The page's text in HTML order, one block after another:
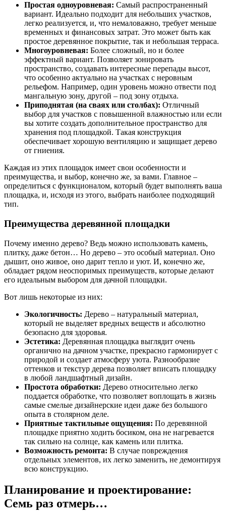
Простая одноуровневая: Самый распространенный
вариант. Идеально подходит для небольших участков,
легко реализуется, и, что немаловажно, требует меньше
временных и финансовых затрат. Это может быть как
простое деревянное покрытие, так и небольшая терраса.
Многоуровневая: Более сложный, но и более
эффектный вариант. Позволяет зонировать
пространство, создавать интересные перепады высот,
что особенно актуально на участках с неровным
рельефом. Например, один уровень можно отвести под
мангальную зону, другой – под зону отдыха.
Приподнятая (на сваях или столбах): Отличный
выбор для участков с повышенной влажностью или если
вы хотите создать дополнительное пространство для
хранения под площадкой. Такая конструкция
обеспечивает хорошую вентиляцию и защищает дерево
от гниения.
Каждая из этих площадок имеет свои особенности и
преимущества, и выбор, конечно же, за вами. Главное –
определиться с функционалом, который будет выполнять ваша
площадка, и, исходя из этого, выбрать наиболее подходящий
тип.
Преимущества деревянной площадки
Почему именно дерево? Ведь можно использовать камень,
плитку, даже бетон… Но дерево – это особый материал. Оно
дышит, оно живое, оно дарит тепло и уют. И, конечно же,
обладает рядом неоспоримых преимуществ, которые делают
его идеальным выбором для дачной площадки.
Вот лишь некоторые из них:
Экологичность: Дерево – натуральный материал,
который не выделяет вредных веществ и абсолютно
безопасно для здоровья.
Эстетика: Деревянная площадка выглядит очень
органично на дачном участке, прекрасно гармонирует с
природой и создает атмосферу уюта. Разнообразие
оттенков и текстур дерева позволяет вписать площадку
в любой ландшафтный дизайн.
Простота обработки: Дерево относительно легко
поддается обработке, что позволяет воплощать в жизнь
самые смелые дизайнерские идеи даже без большого
опыта в столярном деле.
Приятные тактильные ощущения: По деревянной
площадке приятно ходить босиком, она не нагревается
так сильно на солнце, как камень или плитка.
Возможность ремонта: В случае повреждения
отдельных элементов, их легко заменить, не демонтируя
всю конструкцию.
Планирование и проектирование:
Семь раз отмерь…